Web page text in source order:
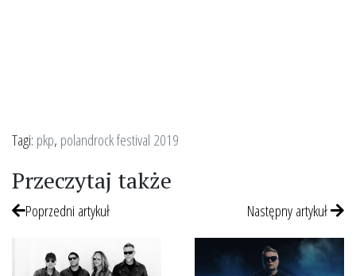
Tagi: pkp, polandrock festival 2019
Przeczytaj także
Poprzedni artykuł Następny artykuł